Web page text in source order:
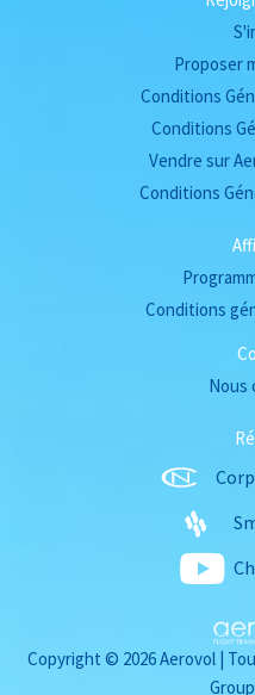
Proposer
Conditions
Conditions
Vendre sur
Conditions
Conditions
Nous
Copyright © 2026 Aerovol |